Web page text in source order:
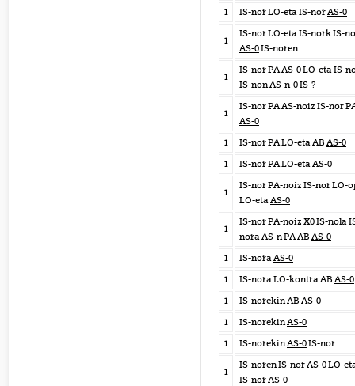
1
IS-nor LO-eta IS-norAS-0
1
IS-nor LO-eta IS-nork IS-
AS-0IS-noren
1
IS-nor PA AS-0 LO-eta IS-
IS-nonAS-n-0IS-?
1
IS-nor PA AS-noiz IS-nor
AS-0
1
IS-nor PA LO-eta AB AS-0
1
IS-nor PA LO-etaAS-0
1
IS-nor PA-noiz IS-nor LO-
LO-etaAS-0
1
IS-nor PA-noiz X0 IS-nola
nora AS-n PA AB AS-0
1
IS-noraAS-0
1
IS-nora LO-kontra AB AS-0
1
IS-norekin AB AS-0
1
IS-norekinAS-0
1
IS-norekinAS-0IS-nor
1
IS-noren IS-nor AS-0 LO-
IS-norAS-0